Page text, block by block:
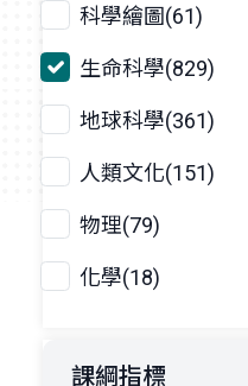
科學繪圖(61)
生命科學(829)
地球科學(361)
人類文化(151)
物理(79)
化學(18)
課綱指標